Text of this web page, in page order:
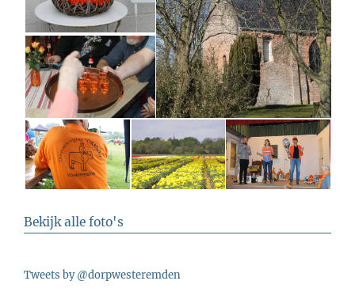
Bekijk alle foto's
Tweets by @dorpwesteremden